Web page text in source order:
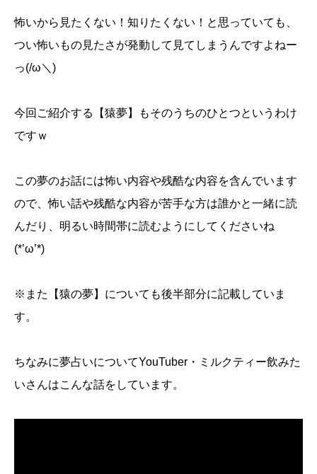
怖いから見たくない！知りたくない！と思っていても、
つい怖いもの見たさが発動して見てしまうんですよねー
っ(/ω＼)
今回ご紹介する【猿夢】もそのうちのひとつというわけ
ですｗ
この夢のお話には怖い内容や残酷な内容を含んでいます
ので、怖い話や残酷な内容が苦手な方は誰かと一緒に読
んだり、明るい時間帯に読むようにしてくださいね
(*’ω’*)
※また【猿の夢】についても後半部分に記載していま
す。
ちなみに夢占いについてYouTuber・ミルクティー飲みた
いさんはこんな話をしています。